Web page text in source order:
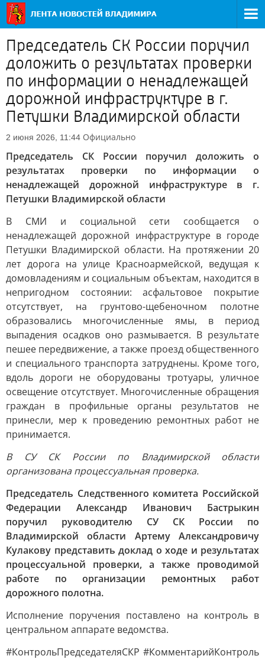
Председатель СК России поручил
доложить о результатах проверки
по информации о ненадлежащей
дорожной инфраструктуре в г.
Петушки Владимирской области
2 июня 2026, 11:44 Официально
Председатель СК России поручил доложить о
результатах проверки по информации о
ненадлежащей дорожной инфраструктуре в г.
Петушки Владимирской области
В СМИ и социальной сети сообщается о
ненадлежащей дорожной инфраструктуре в городе
Петушки Владимирской области. На протяжении 20
лет дорога на улице Красноармейской, ведущая к
домовладениям и социальным объектам, находится в
непригодном состоянии: асфальтовое покрытие
отсутствует, на грунтово-щебеночном полотне
образовались многочисленные ямы, в период
выпадения осадков оно размывается. В результате
пешее передвижение, а также проезд общественного
и специального транспорта затруднены. Кроме того,
вдоль дороги не оборудованы тротуары, уличное
освещение отсутствует. Многочисленные обращения
граждан в профильные органы результатов не
принесли, мер к проведению ремонтных работ не
принимается.
В СУ СК России по Владимирской области
организована процессуальная проверка.
Председатель Следственного комитета Российской
Федерации Александр Иванович Бастрыкин
поручил руководителю СУ СК России по
Владимирской области Артему Александровичу
Кулакову представить доклад о ходе и результатах
процессуальной проверки, а также проводимой
работе по организации ремонтных работ
дорожного полотна.
Исполнение поручения поставлено на контроль в
центральном аппарате ведомства.
#КонтрольПредседателяСКР #КомментарийКонтроль